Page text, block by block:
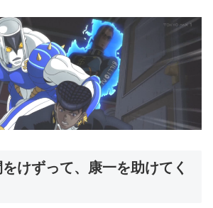
けずって、康一を助けてく